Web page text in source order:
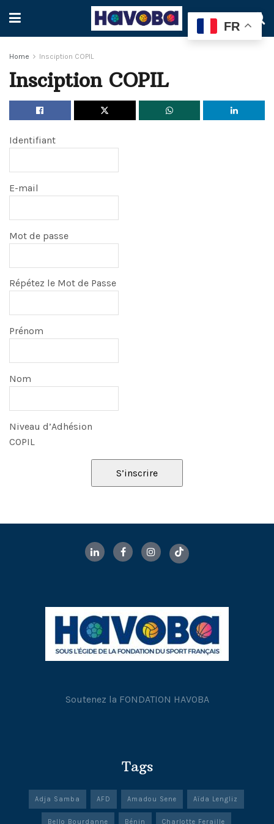
Home Insciption COPIL
Insciption COPIL
Identifiant
E-mail
Mot de passe
Répétez le Mot de Passe
Prénom
Nom
Niveau d’Adhésion
COPIL
S’inscrire
Soutenez la FONDATION HAVOBA
Tags
Adja Samba AFD Amadou Sene Aïda Lengliz
Bello Bourdanne Bénin Charlotte Feraille
FR